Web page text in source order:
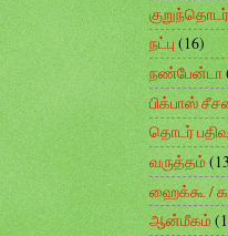
குறுந்தொடர்
நட்பு(16)
நண்பேன்டா
பிக்பாஸ்
தொடர்
வருத்தம்
ஹைக்கூ /
ஆன்மீகம்